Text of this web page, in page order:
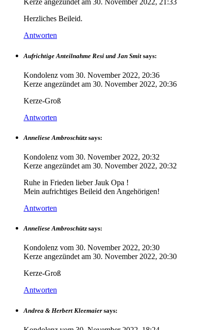
Kerze angezündet am 30. November 2022, 21:33
Herzliches Beileid.
Antworten
Aufrichtige Anteilnahme Resi und Jan Smit says:
Kondolenz vom 30. November 2022, 20:36
Kerze angezündet am 30. November 2022, 20:36
Kerze-Groß
Antworten
Anneliese Ambroschütz says:
Kondolenz vom 30. November 2022, 20:32
Kerze angezündet am 30. November 2022, 20:32
Ruhe in Frieden lieber Jauk Opa !
Mein aufrichtiges Beileid den Angehörigen!
Antworten
Anneliese Ambroschütz says:
Kondolenz vom 30. November 2022, 20:30
Kerze angezündet am 30. November 2022, 20:30
Kerze-Groß
Antworten
Andrea & Herbert Kleemaier says: